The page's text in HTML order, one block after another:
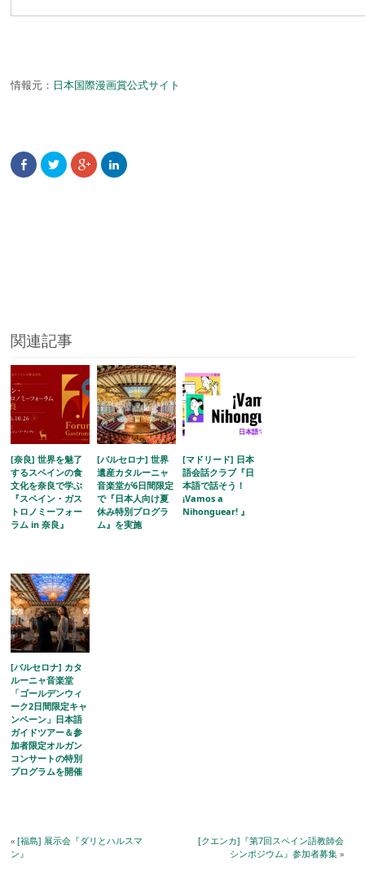
情報元： 日本国際漫画賞公式サイト
関連記事
[奈良] 世界を魅了
するスペインの食
文化を奈良で学ぶ
『スペイン・ガス
トロノミーフォー
ラム in 奈良』
[バルセロナ] 世界
遺産カタルーニャ
音楽堂が6日間限定
で『日本人向け夏
休み特別プログラ
ム』を実施
[マドリード] 日本
語会話クラブ『日
本語で話そう！
¡Vamos a
Nihonguear! 』
[バルセロナ] カタ
ルーニャ音楽堂
「ゴールデンウィ
ーク2日間限定キャ
ンペーン」日本語
ガイドツアー＆参
加者限定オルガン
コンサートの特別
プログラムを開催
«[福島] 展示会『ダリとハルスマ
ン』
[クエンカ]『第7回スペイン語教師会
シンポジウム』参加者募集»